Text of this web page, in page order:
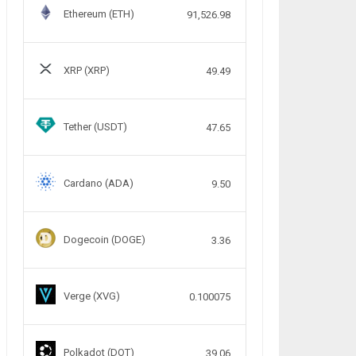
Ethereum (ETH) 91,526.98
XRP (XRP) 49.49
Tether (USDT) 47.65
Cardano (ADA) 9.50
Dogecoin (DOGE) 3.36
Verge (XVG) 0.100075
Polkadot (DOT) 39.06